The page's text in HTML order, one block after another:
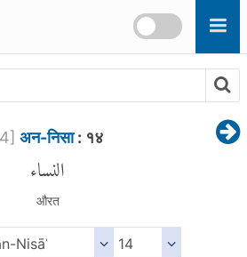
4] अन-निसा: १४
النساء
औरत